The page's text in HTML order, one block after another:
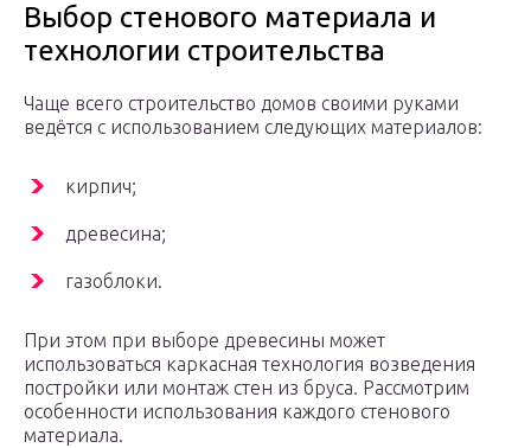
Выбор стенового материала и
технологии строительства
Чаще всего строительство домов своими руками
ведётся с использованием следующих материалов:
кирпич;
древесина;
газоблоки.
При этом при выборе древесины может
использоваться каркасная технология возведения
постройки или монтаж стен из бруса. Рассмотрим
особенности использования каждого стенового
материала.